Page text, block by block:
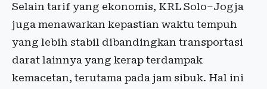
Selain tarif yang ekonomis, KRL Solo–Jogja
juga menawarkan kepastian waktu tempuh
yang lebih stabil dibandingkan transportasi
darat lainnya yang kerap terdampak
kemacetan, terutama pada jam sibuk. Hal ini